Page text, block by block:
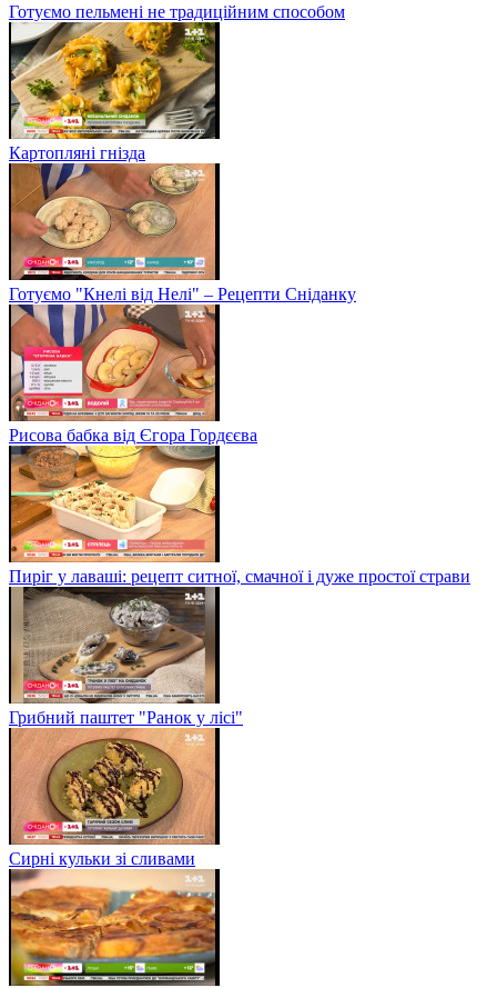
Готуємо пельмені не традиційним способом
Картопляні гнізда
Готуємо "Кнелі від Нелі" – Рецепти Сніданку
Рисова бабка від Єгора Гордєєва
Пиріг у лаваші: рецепт ситної, смачної і дуже простої страви
Грибний паштет "Ранок у лісі"
Сирні кульки зі сливами